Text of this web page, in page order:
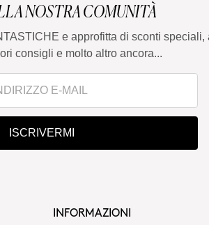
NOSTRA COMUNITÀ
e approfitta di sconti speciali,
consigli e molto altro ancora...
ISCRIVERMI
INFORMAZIONI